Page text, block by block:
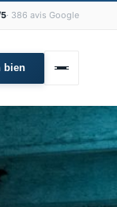
· 386 avis Google
bien